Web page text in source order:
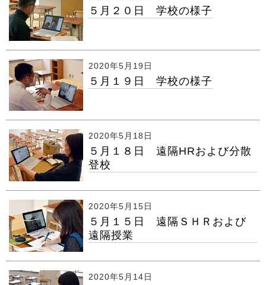
５月２０日 学校の様子
2020年5月19日
５月１９日 学校の様子
2020年5月18日
５月１８日 遠隔HRおよび分散
登校
2020年5月15日
５月１５日 遠隔ＳＨＲおよび
遠隔授業
2020年5月14日